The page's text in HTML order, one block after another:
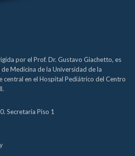
por el Prof. Dr. Gustavo Giachetto, es
Medicina de la Universidad de la
central en el Hospital Pediátrico del Centro
Secretaria Piso 1